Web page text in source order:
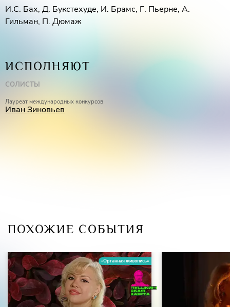
И.С. Бах, Д. Букстехуде, И. Брамс, Г. Пьерне, А.
Гильман, П. Дюмаж
ИСПОЛНЯЮТ
СОЛИСТЫ
Лауреат международных конкурсов
Иван Зиновьев
ПОХОЖИЕ СОБЫТИЯ
«Органная живопись»